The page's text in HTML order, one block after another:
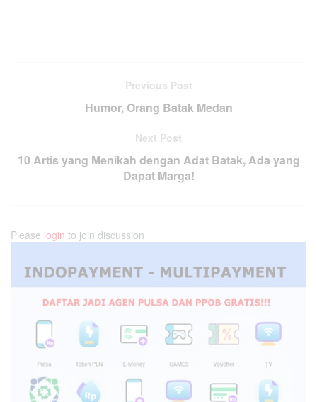
Previous Post
Humor, Orang Batak Medan
Next Post
10 Artis yang Menikah dengan Adat Batak, Ada yang
Dapat Marga!
Please login to join discussion